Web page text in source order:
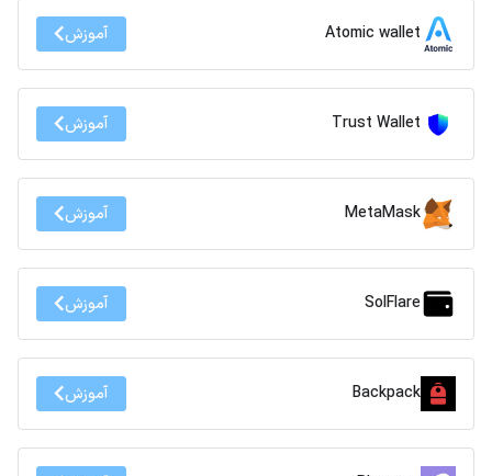
Atomic wallet آموزش
Trust Wallet آموزش
MetaMask آموزش
SolFlare آموزش
Backpack آموزش